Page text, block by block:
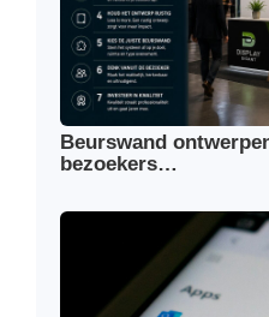
Beurswand
bezoekers…